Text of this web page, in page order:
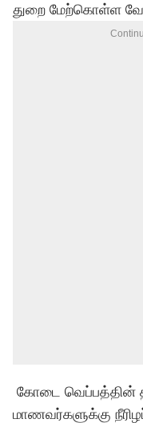
துறை மேற்கொள்ள
கோடை வெப்பத்தின்
மாணவர்களுக்கு